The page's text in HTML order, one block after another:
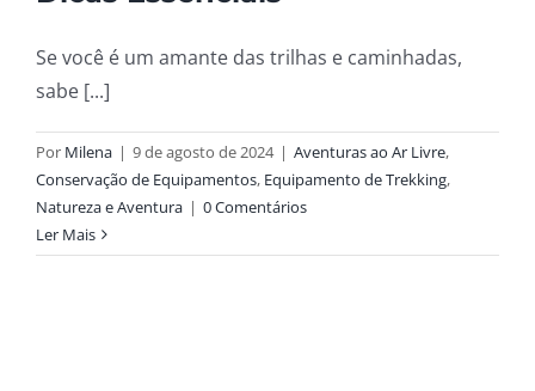
Se você é um amante das trilhas e caminhadas,
sabe [...]
Por Milena | 9 de agosto de 2024 | Aventuras ao Ar Livre,
Conservação de Equipamentos, Equipamento de Trekking,
Natureza e Aventura | 0 Comentários
Ler Mais